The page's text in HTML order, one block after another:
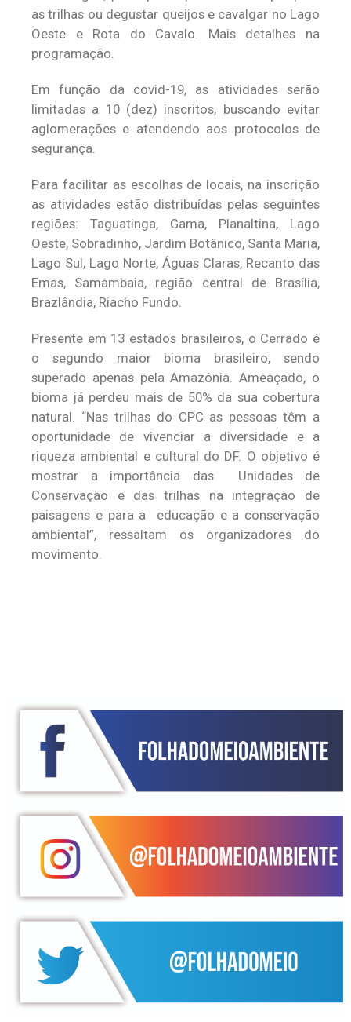
as trilhas ou degustar queijos e cavalgar no Lago
Oeste e Rota do Cavalo. Mais detalhes na
programação.
Em função da covid-19, as atividades serão
limitadas a 10 (dez) inscritos, buscando evitar
aglomerações e atendendo aos protocolos de
segurança.
Para facilitar as escolhas de locais, na inscrição
as atividades estão distribuídas pelas seguintes
regiões: Taguatinga, Gama, Planaltina, Lago
Oeste, Sobradinho, Jardim Botânico, Santa Maria,
Lago Sul, Lago Norte, Águas Claras, Recanto das
Emas, Samambaia, região central de Brasília,
Brazlândia, Riacho Fundo.
Presente em 13 estados brasileiros, o Cerrado é
o segundo maior bioma brasileiro, sendo
superado apenas pela Amazônia. Ameaçado, o
bioma já perdeu mais de 50% da sua cobertura
natural. “Nas trilhas do CPC as pessoas têm a
oportunidade de vivenciar a diversidade e a
riqueza ambiental e cultural do DF. O objetivo é
mostrar a importância das Unidades de
Conservação e das trilhas na integração de
paisagens e para a educação e a conservação
ambiental”, ressaltam os organizadores do
movimento.